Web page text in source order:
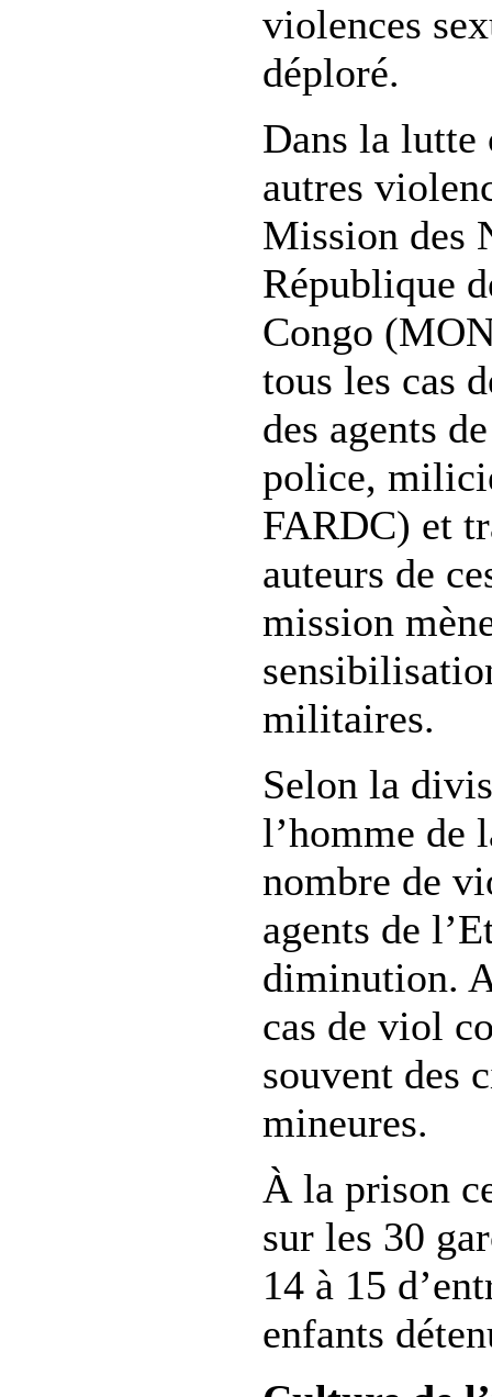
violences
déploré.
Dans la lutte
autres
Mission des
République
Congo
tous les cas
des agents
police,
FARDC) et
auteurs de
mission
militaires.
Selon la
l’homme de
nombre de
agents de
diminution.
cas de viol
souvent des
mineures.
À la prison
sur les 30
14 à 15
enfants